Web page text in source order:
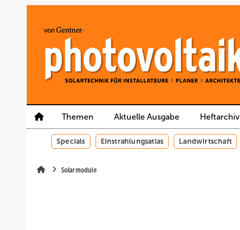
Themen Aktuelle Ausgabe Heftarchiv
Specials Einstrahlungsatlas Landwirtschaft
Solarmodule